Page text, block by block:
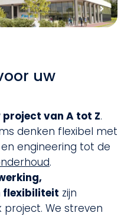
uw
van A tot Z.
denken flexibel met
engineering tot de
.
flexibiliteit zijn
We streven